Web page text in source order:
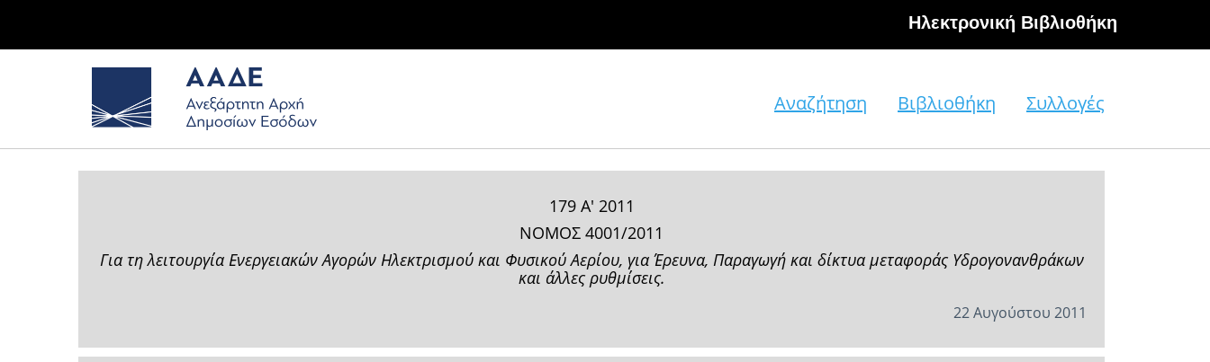
Hλεκτρονική Βιβλιοθήκη
Αναζήτηση Βιβλιοθήκη Συλλογές
179 Α' 2011
ΝΟΜΟΣ 4001/2011
Για τη λειτουργία Ενεργειακών Αγορών Ηλεκτρισμού και Φυσικού Αερίου, για Έρευνα, Παραγωγή και δίκτυα μεταφοράς Υδρογονανθράκων
και άλλες ρυθμίσεις.
22 Αυγούστου 2011